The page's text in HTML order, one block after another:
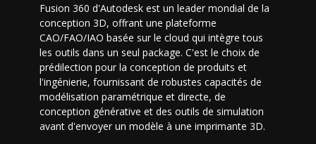
Fusion 360 d'Autodesk est un leader mondial de la
conception 3D, offrant une plateforme
CAO/FAO/IAO basée sur le cloud qui intègre tous
les outils dans un seul package. C'est le choix de
prédilection pour la conception de produits et
l'ingénierie, fournissant de robustes capacités de
modélisation paramétrique et directe, de
conception générative et des outils de simulation
avant d'envoyer un modèle à une imprimante 3D.